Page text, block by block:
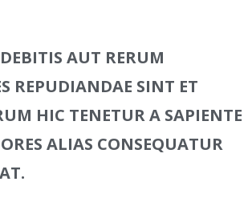
AUT RERUM
REPUDIANDAE SINT ET
HIC TENETUR A SAPIENTE
ALIAS CONSEQUATUR